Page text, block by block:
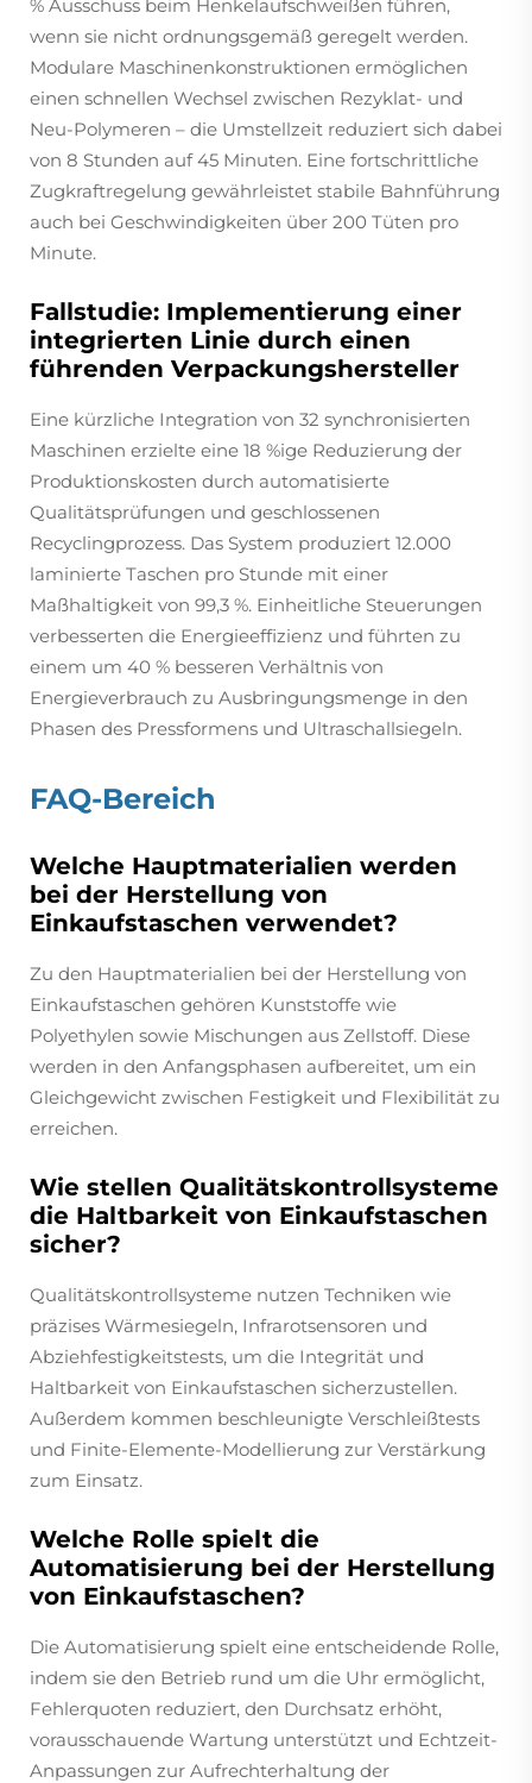
% Ausschuss beim Henkelaufschweißen führen,
wenn sie nicht ordnungsgemäß geregelt werden.
Modulare Maschinenkonstruktionen ermöglichen
einen schnellen Wechsel zwischen Rezyklat- und
Neu-Polymeren – die Umstellzeit reduziert sich dabei
von 8 Stunden auf 45 Minuten. Eine fortschrittliche
Zugkraftregelung gewährleistet stabile Bahnführung
auch bei Geschwindigkeiten über 200 Tüten pro
Minute.
Fallstudie: Implementierung einer
integrierten Linie durch einen
führenden Verpackungshersteller
Eine kürzliche Integration von 32 synchronisierten
Maschinen erzielte eine 18 %ige Reduzierung der
Produktionskosten durch automatisierte
Qualitätsprüfungen und geschlossenen
Recyclingprozess. Das System produziert 12.000
laminierte Taschen pro Stunde mit einer
Maßhaltigkeit von 99,3 %. Einheitliche Steuerungen
verbesserten die Energieeffizienz und führten zu
einem um 40 % besseren Verhältnis von
Energieverbrauch zu Ausbringungsmenge in den
Phasen des Pressformens und Ultraschallsiegeln.
FAQ-Bereich
Welche Hauptmaterialien werden
bei der Herstellung von
Einkaufstaschen verwendet?
Zu den Hauptmaterialien bei der Herstellung von
Einkaufstaschen gehören Kunststoffe wie
Polyethylen sowie Mischungen aus Zellstoff. Diese
werden in den Anfangsphasen aufbereitet, um ein
Gleichgewicht zwischen Festigkeit und Flexibilität zu
erreichen.
Wie stellen Qualitätskontrollsysteme
die Haltbarkeit von Einkaufstaschen
sicher?
Qualitätskontrollsysteme nutzen Techniken wie
präzises Wärmesiegeln, Infrarotsensoren und
Abziehfestigkeitstests, um die Integrität und
Haltbarkeit von Einkaufstaschen sicherzustellen.
Außerdem kommen beschleunigte Verschleißtests
und Finite-Elemente-Modellierung zur Verstärkung
zum Einsatz.
Welche Rolle spielt die
Automatisierung bei der Herstellung
von Einkaufstaschen?
Die Automatisierung spielt eine entscheidende Rolle,
indem sie den Betrieb rund um die Uhr ermöglicht,
Fehlerquoten reduziert, den Durchsatz erhöht,
vorausschauende Wartung unterstützt und Echtzeit-
Anpassungen zur Aufrechterhaltung der